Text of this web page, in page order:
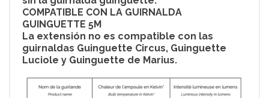
COMPATIBLE CON LA GUIRNALDA
GUINGUETTE 5M
La extensión no es compatible con las
guirnaldas Guinguette Circus, Guinguette
Luciole y Guinguette de Marius.